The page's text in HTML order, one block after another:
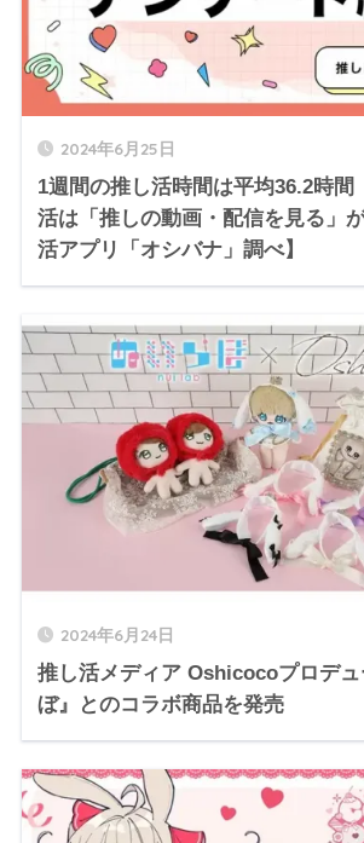
2024年6月25日
1週間の推し活時間は平均36.2時
活は「推しの動画・配信を見る」
活アプリ「オシバナ」調べ】
2024年6月24日
推し活メディア Oshicocoプロデ
ぼ』とのコラボ商品を発売